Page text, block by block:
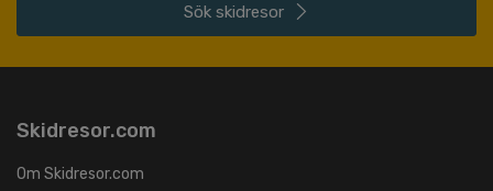
Sök skidresor
Skidresor.com
Om Skidresor.com